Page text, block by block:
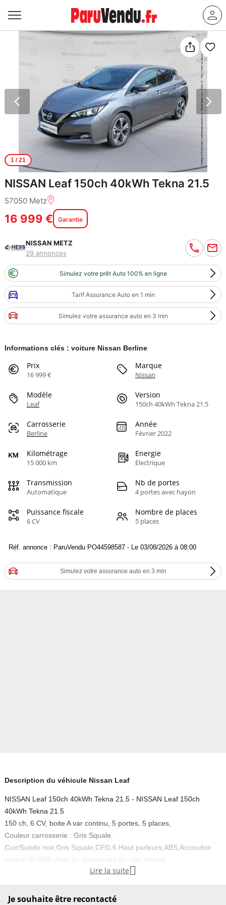
1/ 21
NISSAN Leaf 150ch 40kWh Tekna 21.5
57050 Metz
16 999 € Garantie
NISSAN METZ
29 annonces
Simulez votre prêt Auto 100% en ligne
Tarif Assurance Auto en 1 min
Simulez votre assurance auto en 3 min
Informations clés : voiture Nissan Berline
Prix
16 999 €
Marque
Nissan
Modèle
Leaf
Version
150ch 40kWh Tekna 21.5
Carrosserie
Berline
Année
Février 2022
Kilométrage
15 000 km
Energie
Electrique
Transmission
Automatique
Nb de portes
4 portes avec hayon
Puissance fiscale
6 CV
Nombre de places
5 places
Réf. annonce : ParuVendu PO44598587 - Le 03/08/2026 à 08:00
Simulez votre assurance auto en 3 min
Description du véhicule Nissan Leaf
NISSAN Leaf 150ch 40kWh Tekna 21.5 - NISSAN Leaf 150ch
40kWh Tekna 21.5
150 ch, 6 CV, boite A var continu, 5 portes, 5 places,
Couleur carrosserie : Gris Squale.
Cuir/Suède noir,Gris Squale,CFG,6 Haut parleurs,ABS,Accoudoir
central AV,AFIL,Aide au démarrage en côte,Airbag
conducteur,Airbag passager déconnectable,Airbags latéraux
électronique,Antipatinage,Appel d'Urgence Localisé,Assistance de
Lire la suite 
Je souhaite être recontacté